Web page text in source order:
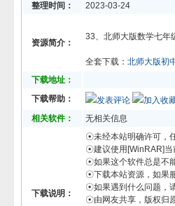
整理时间：
2023-03-24
资源简介：
33、北师大版数学七年
全套下载： 北师大版初
下载地址：
下载帮助：
发表评论 加入收
相关软件：
无相关信息
下载说明：
☉未经本站明确许可，
☉建议使用[WinRAR]当
☉如果这个软件总是不
☉下载本站资源，如果
☉如果遇到什么问题，
☉由网友共享，版权归